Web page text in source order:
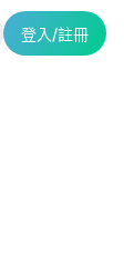
登入/註冊